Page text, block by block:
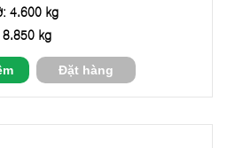
4.600 kg
kg
Đặt hàng